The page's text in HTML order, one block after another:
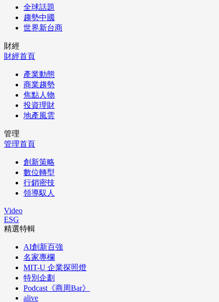
全球話題
趨勢中國
世界新台商
財經
財經首頁
產業動態
商業趨勢
焦點人物
投資理財
地產風雲
管理
管理首頁
創新策略
數位轉型
行銷密技
領導馭人
Video
ESG
精選特輯
AI創新百強
名家專欄
MIT-U 企業探照燈
特別企劃
Podcast《商周Bar》
alive